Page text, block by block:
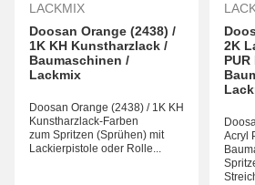
LACKMIX
Doosan Orange (2438) /
1K KH Kunstharzlack /
Baumaschinen /
Lackmix
Doosan Orange (2438) / 1K KH
Kunstharzlack-Farben
zum Spritzen (Sprühen) mit
Lackierpistole oder Rolle...
2K
Acryl